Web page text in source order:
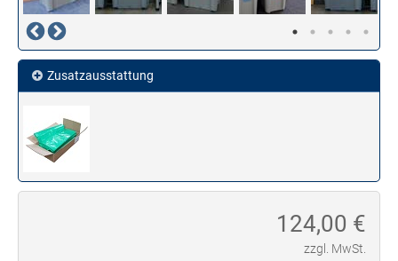
Zusatzausstattung
124,00 €
zzgl. MwSt.